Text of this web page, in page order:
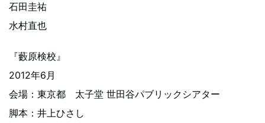
石田圭祐
水村直也
『藪原検校』
2012年6月
会場：東京都 太子堂 世田谷パブリックシアター
脚本：井上ひさし